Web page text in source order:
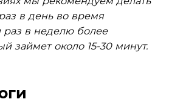
в день во время
в неделю более
займет около 15-30 минут.